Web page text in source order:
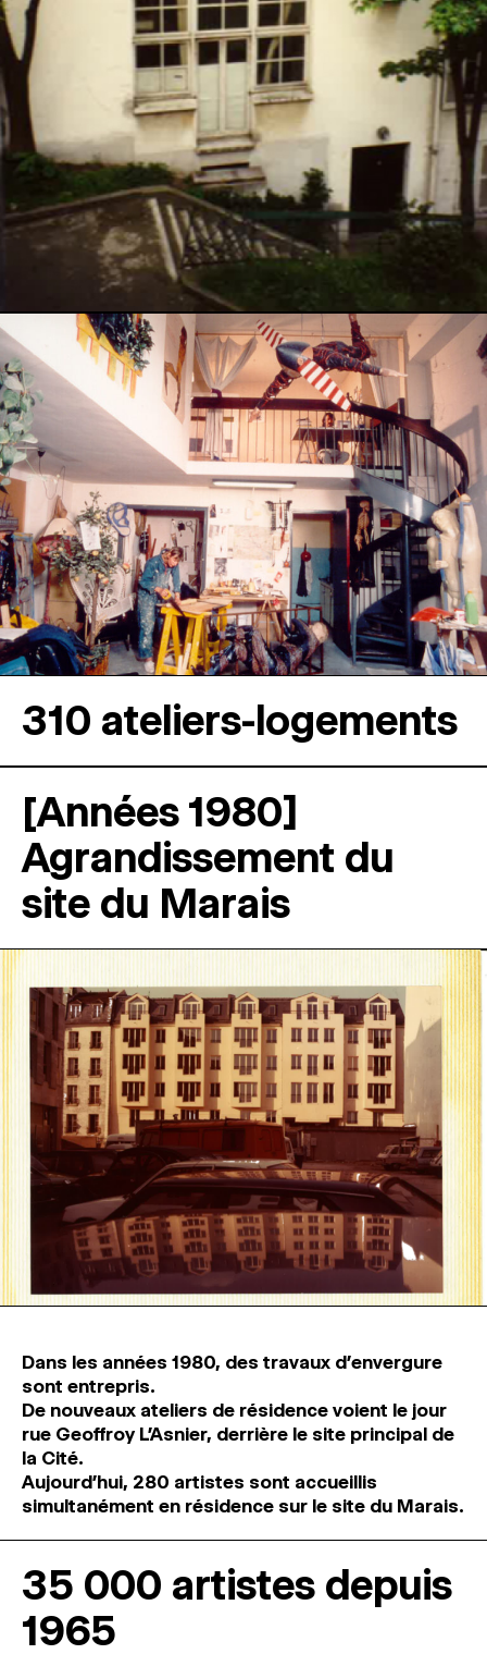
310 ateliers-logements
[Années 1980]
Agrandissement du
site du Marais
Dans les années 1980, des travaux d’envergure
sont entrepris.
De nouveaux ateliers de résidence voient le jour
rue Geoffroy L’Asnier, derrière le site principal de
la Cité.
Aujourd’hui, 280 artistes sont accueillis
simultanément en résidence sur le site du Marais.
35 000 artistes depuis
1965